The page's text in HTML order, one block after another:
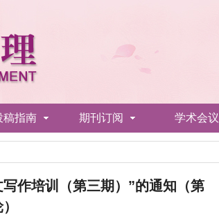
稿指南 期刊订阅 学术会议
作培训（第三期）”的通知（第